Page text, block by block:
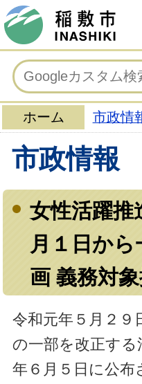
ホーム 市政情
市政情報
女性活躍
月１日か
画 義務対
令和元年５月２９
の一部を改正する
年６月５日に公布